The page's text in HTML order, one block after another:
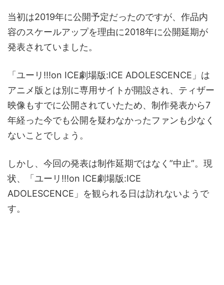
当初は2019年に公開予定だったのですが、作品内
容のスケールアップを理由に2018年に公開延期が
発表されていました。
「ユーリ!!!on ICE劇場版:ICE ADOLESCENCE」は
アニメ版とは別に専用サイトが開設され、ティザー
映像もすでに公開されていたため、制作発表から7
年経った今でも公開を疑わなかったファンも少なく
ないことでしょう。
しかし、今回の発表は制作延期ではなく”中止”。現
状、「ユーリ!!!on ICE劇場版:ICE
ADOLESCENCE」を観られる日は訪れないようで
す。